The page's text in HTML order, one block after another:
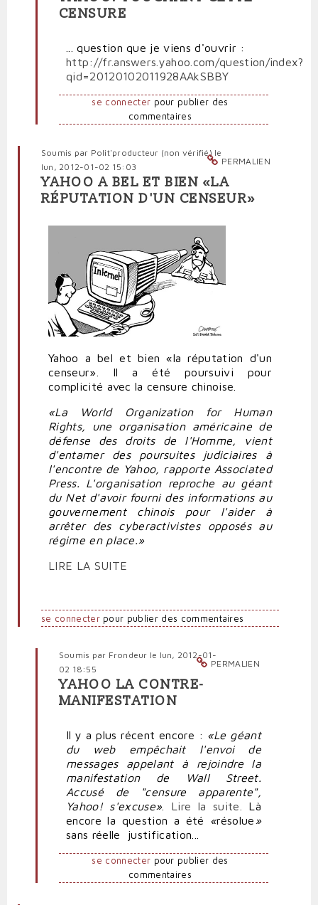
réponse
à
censuré
sur
Yahoo!
Polit'producteur
CENSURE
... question que je viens d'ouvrir :
http://fr.answers.yahoo.com/question/index?
qid=20120102011928AAkSBBY
se connecter pour publier des
commentaires
PERMALIEN
Soumis par Polit'producteur (non vérifié)le
lun, 2012-01-02 15:03
YAHOO A BEL ET BIEN «LA
RÉPUTATION D'UN CENSEUR»
Yahoo a bel et bien «la réputation d'un
censeur». Il a été poursuivi pour
complicité avec la censure chinoise.
«La World Organization for Human
Rights, une organisation américaine de
défense des droits de l'Homme, vient
d'entamer des poursuites judiciaires à
l'encontre de Yahoo, rapporte Associated
Press. L'organisation reproche au géant
du Net d'avoir fourni des informations au
gouvernement chinois pour l'aider à
arrêter des cyberactivistes opposés au
régime en place.»
LIRE LA SUITE
se connecterpour publier des commentaires
PERMALIEN
Soumis par Frondeur le lun, 2012-01-
02 18:55
En
réponse
Yahoo
bel
et
bien
«la
réputation
d'un
YAHOO LA CONTRE-
MANIFESTATION
Il y a plus récent encore : «Le géant
du web empêchait l'envoi de
messages appelant à rejoindre la
manifestation de Wall Street.
Accusé de "censure apparente",
Yahoo! s'excuse». Lire la suite.
Là
encore la question a été «résolue»
sans réelle justification...
se connecter pour publier des
commentaires